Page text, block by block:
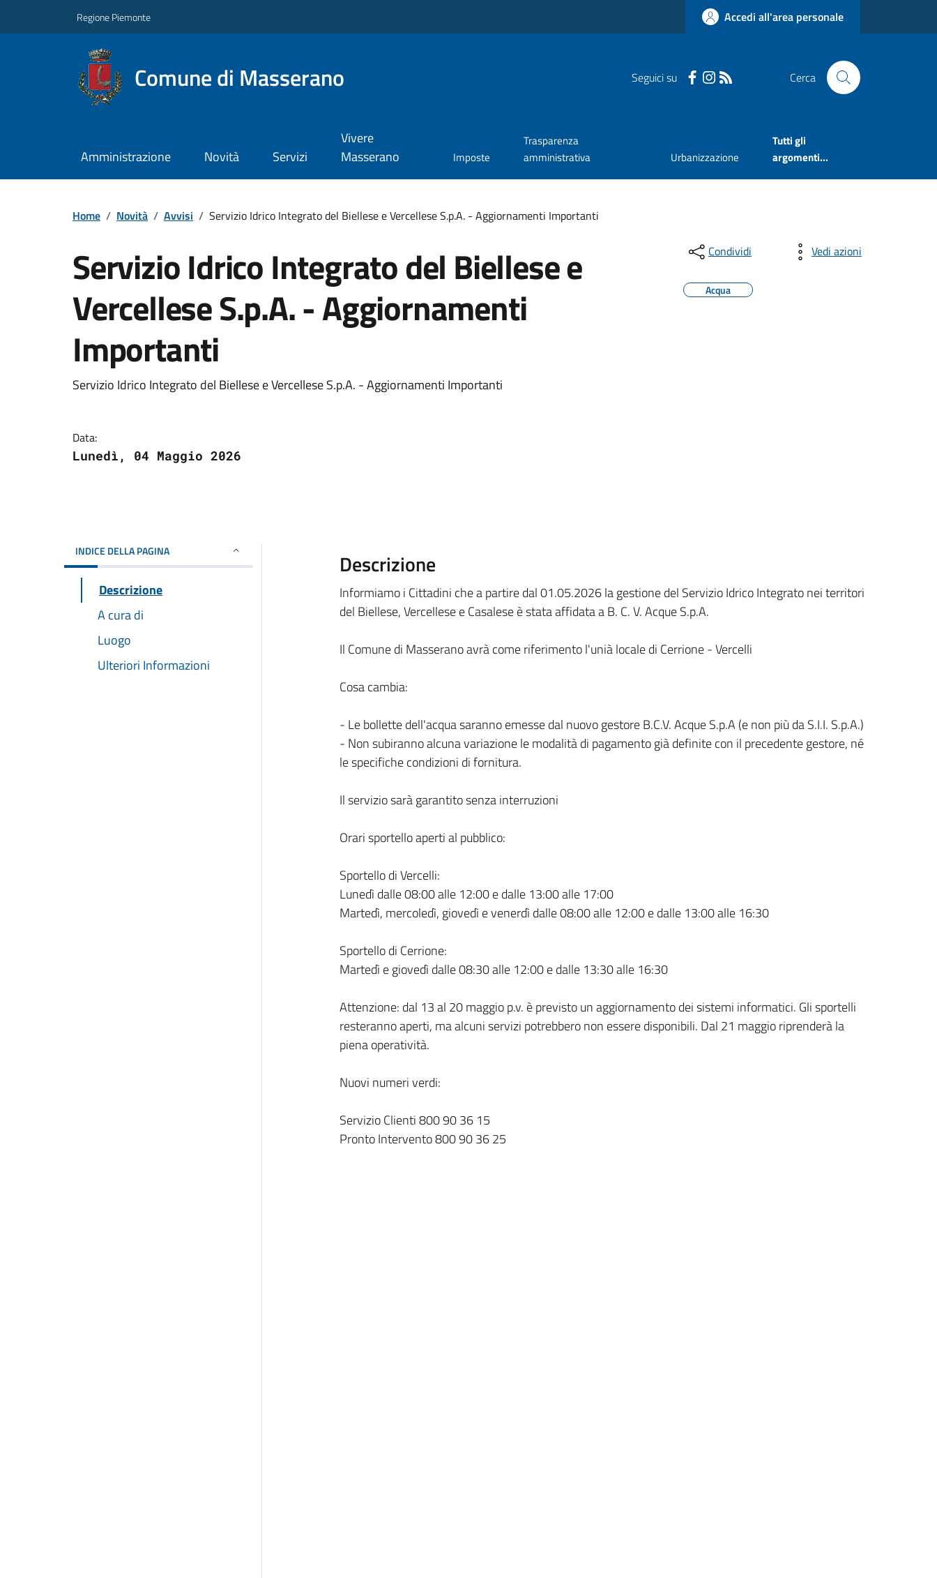
Regione Piemonte Accedi all'area personale
Comune di Masserano Seguici su Cerca
Amministrazione Novità Servizi
Vivere
Masserano
Imposte
Trasparenza
amministrativa
Urbanizzazione
Tutti gli
argomenti...
Home / Novità / Avvisi / Servizio Idrico Integrato del Biellese e Vercellese S.p.A. - Aggiornamenti Importanti
Servizio Idrico Integrato del Biellese e
Vercellese S.p.A. - Aggiornamenti
Importanti
Servizio Idrico Integrato del Biellese e Vercellese S.p.A. - Aggiornamenti Importanti
Data:
Lunedì, 04 Maggio 2026
Condividi Vedi azioni
Acqua
INDICE DELLA PAGINA
Descrizione
A cura di
Luogo
Ulteriori Informazioni
Descrizione
Informiamo i Cittadini che a partire dal 01.05.2026 la gestione del Servizio Idrico Integrato nei territori
del Biellese, Vercellese e Casalese è stata affidata a B. C. V. Acque S.p.A.
Il Comune di Masserano avrà come riferimento l'unià locale di Cerrione - Vercelli
Cosa cambia:
- Le bollette dell'acqua saranno emesse dal nuovo gestore B.C.V. Acque S.p.A (e non più da S.I.I. S.p.A.)
- Non subiranno alcuna variazione le modalità di pagamento già definite con il precedente gestore, né
le specifiche condizioni di fornitura.
Il servizio sarà garantito senza interruzioni
Orari sportello aperti al pubblico:
Sportello di Vercelli:
Lunedì dalle 08:00 alle 12:00 e dalle 13:00 alle 17:00
Martedì, mercoledì, giovedì e venerdì dalle 08:00 alle 12:00 e dalle 13:00 alle 16:30
Sportello di Cerrione:
Martedì e giovedì dalle 08:30 alle 12:00 e dalle 13:30 alle 16:30
Attenzione: dal 13 al 20 maggio p.v. è previsto un aggiornamento dei sistemi informatici. Gli sportelli
resteranno aperti, ma alcuni servizi potrebbero non essere disponibili. Dal 21 maggio riprenderà la
piena operatività.
Nuovi numeri verdi:
Servizio Clienti 800 90 36 15
Pronto Intervento 800 90 36 25